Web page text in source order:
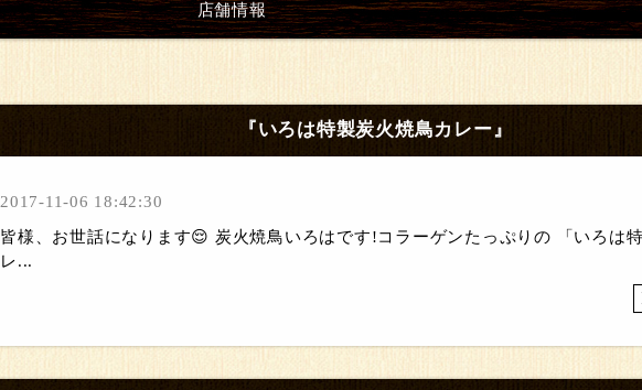
店舗情報
『いろは特製炭火焼鳥カレー』
2017-11-06 18:42:30
皆様、お世話になります😌 炭火焼鳥いろはです!コラーゲンたっぷりの 「いろは
レ...